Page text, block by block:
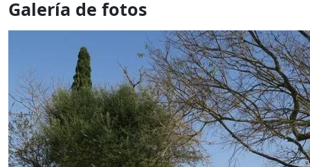
Galería de fotos